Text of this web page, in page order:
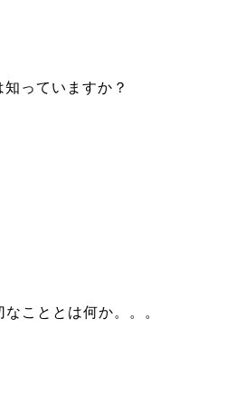
知っていますか？
こととは何か。。。